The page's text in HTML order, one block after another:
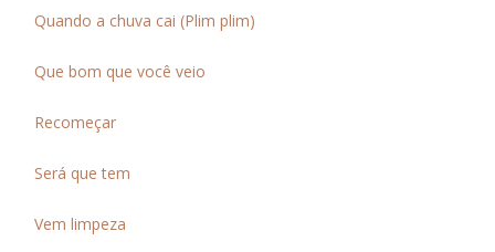
Quando a chuva cai (Plim plim)
Que bom que você veio
Recomeçar
Será que tem
Vem limpeza